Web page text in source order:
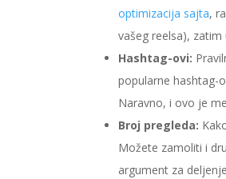
optimizacija sajta,
vašeg reelsa),
Hashtag-ovi:
popularne hashtag-
Naravno, i ovo je
Broj pregleda:
Možete zamoliti i
argument za